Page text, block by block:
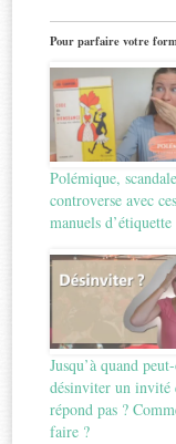
Pour parfaire votre
Polémique,
controverse avec
manuels
Jusqu’à quand
désinviter un invité
répond pas ?
faire ?